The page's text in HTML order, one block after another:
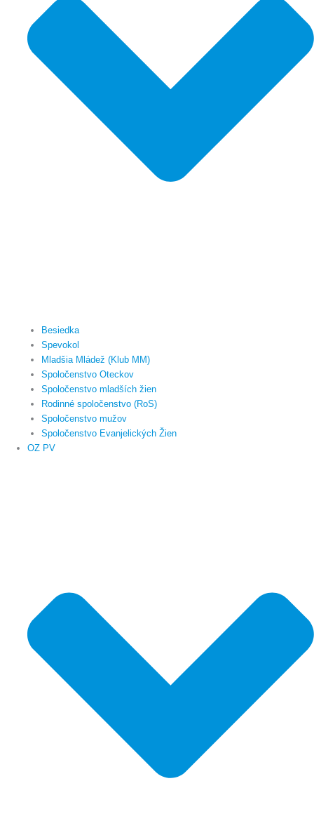
Besiedka
Spevokol
Mladšia Mládež (Klub MM)
Spoločenstvo Oteckov
Spoločenstvo mladších žien
Rodinné spoločenstvo (RoS)
Spoločenstvo mužov
Spoločenstvo Evanjelických Žien
OZ PV